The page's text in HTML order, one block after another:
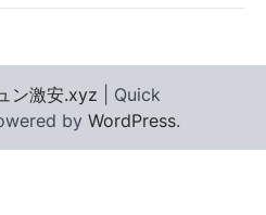
ン激安.xyz | Quick
by WordPress.